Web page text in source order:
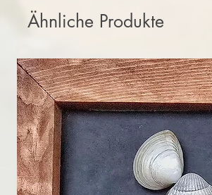
Ähnliche Produkte